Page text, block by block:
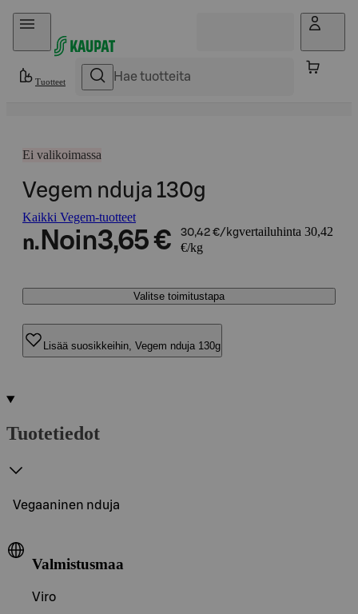
Hyppää sisältöön
Tuotteet
Ei valikoimassa
Vegem nduja 130g
Kaikki Vegem-tuotteet
n. Noin3,65 € 30,42 €/kgvertailuhinta 30,42
€/kg
Valitse toimitustapa
Lisää suosikkeihin, Vegem nduja 130g
Tuotetiedot
Vegaaninen nduja
Valmistusmaa
Viro